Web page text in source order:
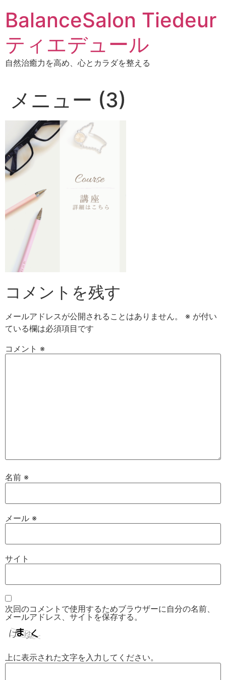
BalanceSalon Tiedeur
ティエデュール
自然治癒力を高め、心とカラダを整える
メニュー (3)
コメントを残す
メールアドレスが公開されることはありません。 ※ が付い
ている欄は必須項目です
コメント ※
名前 ※
メール ※
サイト
次回のコメントで使用するためブラウザーに自分の名前、
メールアドレス、サイトを保存する。
上に表示された文字を入力してください。